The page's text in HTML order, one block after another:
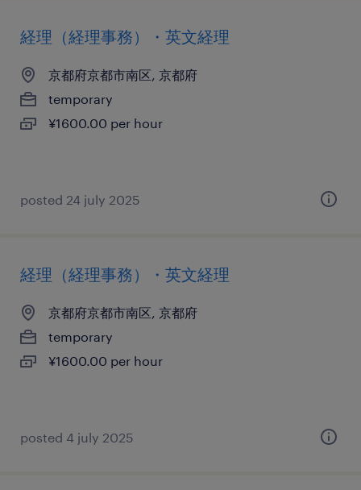
経理（経理事務）・英文経理
京都府京都市南区, 京都府
temporary
¥1600.00 per hour
posted 24 july 2025
経理（経理事務）・英文経理
京都府京都市南区, 京都府
temporary
¥1600.00 per hour
posted 4 july 2025